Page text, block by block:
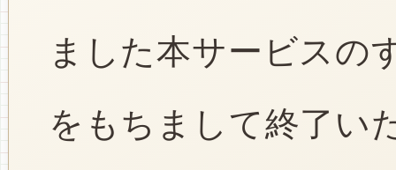
ました本サービスの
をもちまして終了い